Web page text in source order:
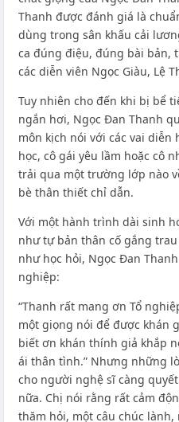
Thanh được đánh giá là
dùng trong sân khấu cải
ca đúng điệu, đúng bài bản,
các diễn viên Ngọc Giàu, Lệ
Tuy nhiên cho đến khi bị bể
ngắn hơi, Ngọc Đan Thanh
môn kịch nói với các vai
học, cô gái yêu lầm hoặc cô
trải qua một trường lớp nào
bè thân thiết chỉ dẫn.
Với một hành trình dài sinh
như tự bản thân cố gắng
như học hỏi, Ngọc Đan
nghiệp:
“Thanh rất mang ơn Tổ
một giọng nói để được khán
biết ơn khán thính giả khắp
ái thân tình.” Nhưng những
cho người nghệ sĩ càng
nữa. Chị nói rằng rất cảm
thăm hỏi, một câu chúc